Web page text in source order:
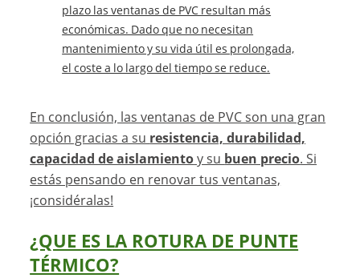
plazo las ventanas de PVC resultan más
económicas. Dado que no necesitan
mantenimiento y su vida útil es prolongada,
el coste a lo largo del tiempo se reduce.
En conclusión, las ventanas de PVC son una gran
opción gracias a su resistencia, durabilidad,
capacidad de aislamientoy su buen precio. Si
estás pensando en renovar tus ventanas,
¡considéralas!
¿QUE ES LA ROTURA DE PUNTE
TÉRMICO?